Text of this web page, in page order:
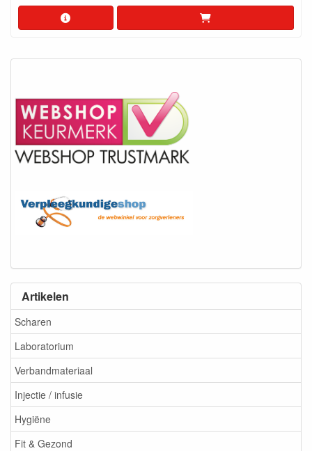
Artikelen
Scharen
Laboratorium
Verbandmateriaal
Injectie / infusie
Hygiëne
Fit & Gezond